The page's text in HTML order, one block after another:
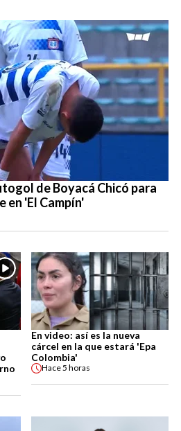
de Boyacá Chicó para
en 'El Campín'
En video: así es la nueva
cárcel en la que estará 'Epa
Colombia'
Hace5 horas